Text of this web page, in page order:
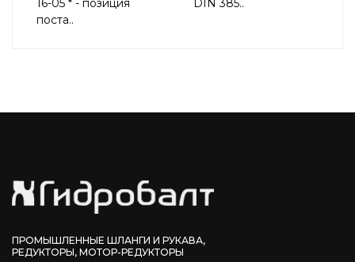
16-05 * - позиция
поста..
DIN 385..
ПРОМЫШЛЕННЫЕ ШЛАНГИ И РУКАВА,
РЕДУКТОРЫ, МОТОР-РЕДУКТОРЫ